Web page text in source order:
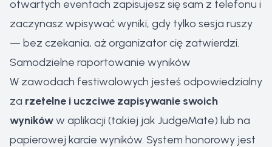
otwartych eventach zapisujesz się sam z telefonu i
zaczynasz wpisywać wyniki, gdy tylko sesja ruszy
— bez czekania, aż organizator cię zatwierdzi.
Samodzielne raportowanie wyników
W zawodach festiwalowych jesteś odpowiedzialny
za rzetelne i uczciwe zapisywanie swoich
wynikóww aplikacji (takiej jak JudgeMate) lub na
papierowej karcie wyników. System honorowy jest